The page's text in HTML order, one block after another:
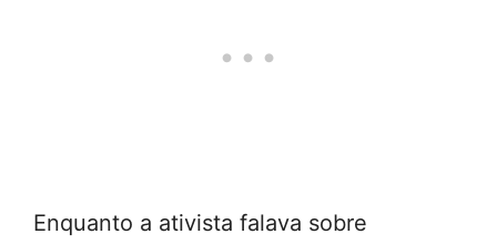
Enquanto a ativista falava sobre